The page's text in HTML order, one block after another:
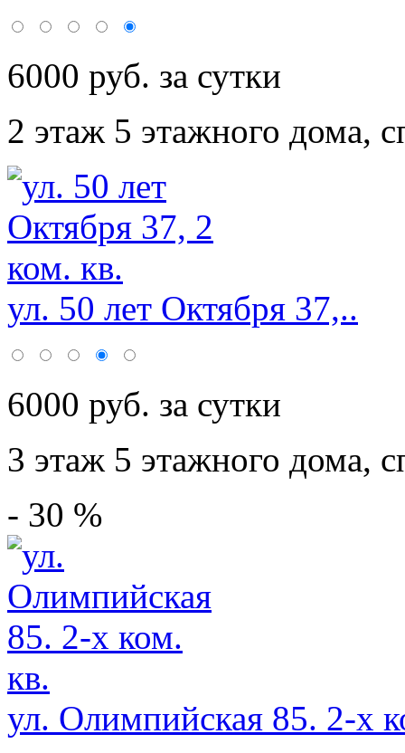
6000 руб. за сутки
2 этаж 5 этажного дома,
ул. 50 лет Октября 37,..
6000 руб. за сутки
3 этаж 5 этажного дома,
- 30 %
ул. Олимпийская 85. 2-х